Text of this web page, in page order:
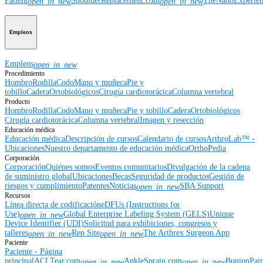
Empleos
Empleosopen_in_new
Procedimiento
HombroRodillaCodoMano y muñecaPie y
tobilloCaderaOrtobiológicosCirugía cardiotorácicaColumna vertebral
Producto
HombroRodillaCodoMano y muñecaPie y tobilloCaderaOrtobiológicos
Cirugía cardiotorácicaColumna vertebralImagen y resección
Educación médica
Educación médicaDescripción de cursosCalendario de cursosArthroLab™ -
UbicacionesNuestro departamento de educación médicaOrthoPedia
Corporación
CorporaciónQuiénes somosEventos comunitariosDivulgación de la cadena
de suministro globalUbicacionesBecasSeguridad de productosGestión de
riesgos y cumplimientoPatentesNoticiasopen_in_newSBA Support
Recursos
Línea directa de codificacióneDFUs (Instructions for
Use)open_in_newGlobal Enterprise Labeling System (GELS)Unique
Device Identifier (UDI)Solicitud para exhibiciones, congresos y
talleresopen_in_newRep Siteopen_in_newThe Arthrex Surgeon App
Paciente
Paciente - Página
principal ACLTear.com AnkleSprain.com